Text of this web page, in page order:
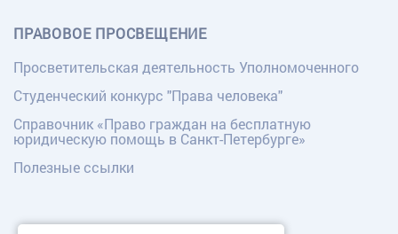
ПРАВОВОЕ ПРОСВЕЩЕНИЕ
Просветительская деятельность Уполномоченного
Студенческий конкурс "Права человека"
Справочник «Право граждан на бесплатную
юридическую помощь в Санкт-Петербурге»
Полезные ссылки